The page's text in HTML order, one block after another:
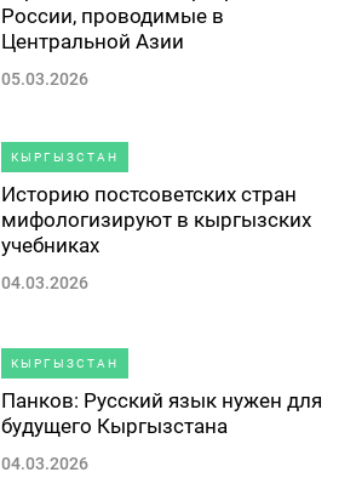
России, проводимые в
Центральной Азии
05.03.2026
КЫРГЫЗСТАН
Историю постсоветских стран
мифологизируют в кыргызских
учебниках
04.03.2026
КЫРГЫЗСТАН
Панков: Русский язык нужен для
будущего Кыргызстана
04.03.2026